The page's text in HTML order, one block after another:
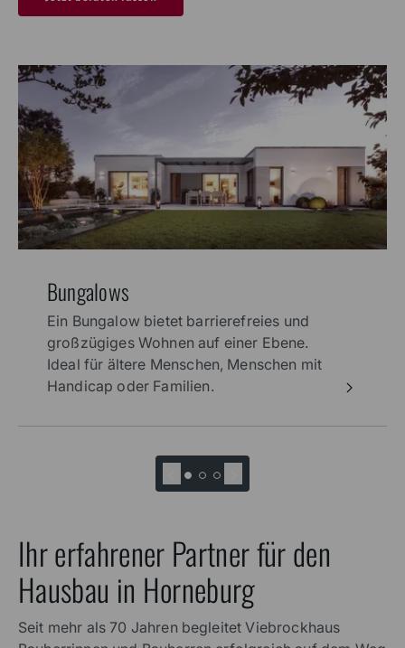
Bungalows
Ein Bungalow bietet barrierefreies und
großzügiges Wohnen auf einer Ebene.
Ideal für ältere Menschen, Menschen mit
Handicap oder Familien.
Ihr erfahrener Partner für den
Hausbau in Horneburg
Seit mehr als 70 Jahren begleitet Viebrockhaus